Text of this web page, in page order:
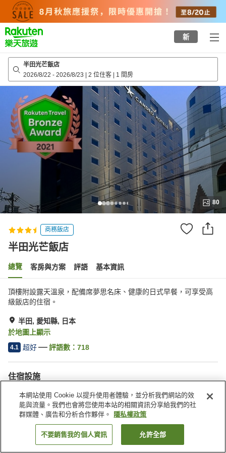
top
page
新
半田光芒飯店
2026/8/22 - 2026/8/23 | 2 位住客 | 1 間房
80
商務飯店
半田光芒飯店
總覽 客房與方案 評語 基本資訊
頂樓附設露天溫泉，配備席夢思名床、健康的日式早餐，可享受高
級飯店的住宿。
半田, 愛知縣, 日本
於地圖上顯示
4.1 超好 評語數： 718
住宿設施
停車場
三溫暖
Spa／美容沙龍
自動販賣機
找客房
本網站使用 Cookie 以提升使用者體驗，並分析我們網站的效
能與流量。我們也會將您使用本站的相關資訊分享給我們的社
群媒體、廣告和分析合作夥伴。
隱私權政策
不要銷售我的個人資訊 允許全部